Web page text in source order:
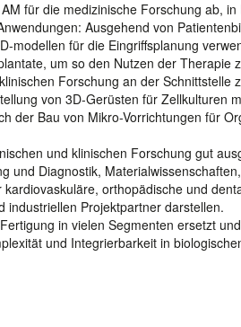
für die medizinische Forschung ab,
Ausgehend von
modellen für die Eingriffsplanung
um so den Nutzen der Therapie
Forschung an der Schnittstelle
von 3D-Gerüsten für Zellkulturen
der Bau von Mikro-Vorrichtungen für
und klinischen Forschung gut
und Diagnostik,
orthopädische und
industriellen Projektpartner darstellen.
in vielen Segmenten ersetzt
und Integrierbarkeit in